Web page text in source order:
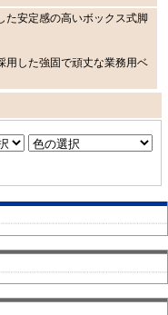
た安定感の高いボックス式脚
用した強固で頑丈な業務用ベ